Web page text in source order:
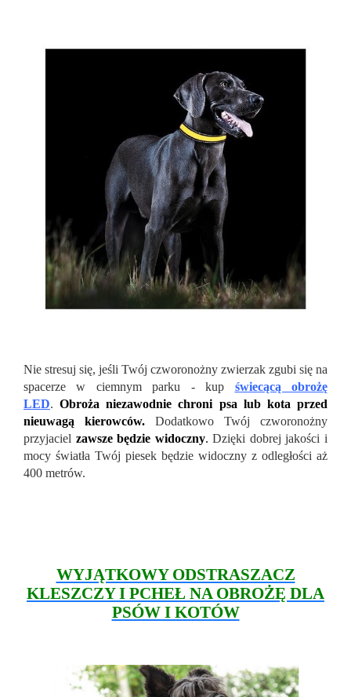
Nie stresuj się, jeśli Twój czworonożny zwierzak zgubi się na
spacerze w ciemnym parku - kup świecącą obrożę
LED.Obroża niezawodnie chroni psa lub kota przed
nieuwagą kierowców. Dodatkowo Twój czworonożny
przyjaciel zawsze będzie widoczny. Dzięki dobrej jakości i
mocy światła Twój piesek będzie widoczny z odległości aż
400 metrów.
WYJĄTKOWY ODSTRASZACZ
KLESZCZY I PCHEŁ NA OBROŻĘ DLA
PSÓW I KOTÓW